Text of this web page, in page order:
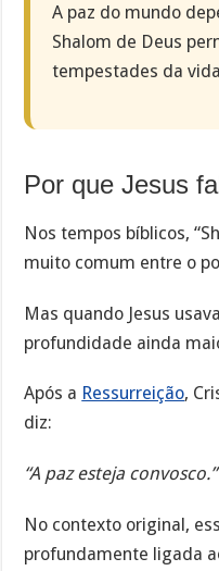
A paz do mundo
Shalom de Deus
tempestades da
Por que Jesus
Nos tempos bíblicos,
muito comum entre o
Mas quando Jesus
profundidade ainda
Após a Ressurreição,
diz:
“A paz esteja convosco.”
No contexto original,
profundamente ligada